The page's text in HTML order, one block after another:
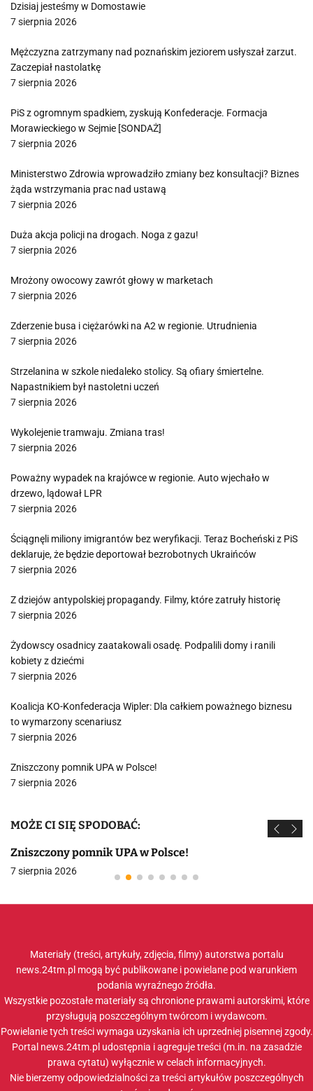
Dzisiaj jesteśmy w Domostawie
7 sierpnia 2026
Mężczyzna zatrzymany nad poznańskim jeziorem usłyszał zarzut.
Zaczepiał nastolatkę
7 sierpnia 2026
PiS z ogromnym spadkiem, zyskują Konfederacje. Formacja
Morawieckiego w Sejmie [SONDAŻ]
7 sierpnia 2026
Ministerstwo Zdrowia wprowadziło zmiany bez konsultacji? Biznes
żąda wstrzymania prac nad ustawą
7 sierpnia 2026
Duża akcja policji na drogach. Noga z gazu!
7 sierpnia 2026
Mrożony owocowy zawrót głowy w marketach
7 sierpnia 2026
Zderzenie busa i ciężarówki na A2 w regionie. Utrudnienia
7 sierpnia 2026
Strzelanina w szkole niedaleko stolicy. Są ofiary śmiertelne.
Napastnikiem był nastoletni uczeń
7 sierpnia 2026
Wykolejenie tramwaju. Zmiana tras!
7 sierpnia 2026
Poważny wypadek na krajówce w regionie. Auto wjechało w
drzewo, lądował LPR
7 sierpnia 2026
Ściągnęli miliony imigrantów bez weryfikacji. Teraz Bocheński z PiS
deklaruje, że będzie deportował bezrobotnych Ukraińców
7 sierpnia 2026
Z dziejów antypolskiej propagandy. Filmy, które zatruły historię
7 sierpnia 2026
Żydowscy osadnicy zaatakowali osadę. Podpalili domy i ranili
kobiety z dziećmi
7 sierpnia 2026
Koalicja KO-Konfederacja Wipler: Dla całkiem poważnego biznesu
to wymarzony scenariusz
7 sierpnia 2026
Zniszczony pomnik UPA w Polsce!
7 sierpnia 2026
MOŻE CI SIĘ SPODOBAĆ:
Zniszczony pomnik UPA w Polsce!
7 sierpnia 2026
Materiały (treści, artykuły, zdjęcia, filmy) autorstwa portalu
news.24tm.pl mogą być publikowane i powielane pod warunkiem
podania wyraźnego źródła.
Wszystkie pozostałe materiały są chronione prawami autorskimi, które
przysługują poszczególnym twórcom i wydawcom.
Powielanie tych treści wymaga uzyskania ich uprzedniej pisemnej zgody.
Portal news.24tm.pl udostępnia i agreguje treści (m.in. na zasadzie
prawa cytatu) wyłącznie w celach informacyjnych.
Nie bierzemy odpowiedzialności za treści artykułów poszczególnych